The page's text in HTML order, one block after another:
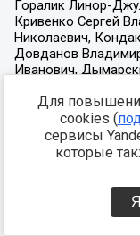
Для
cookies (
сервисы
которые